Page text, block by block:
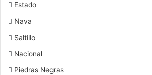
Estado
Nava
Saltillo
Nacional
Piedras Negras